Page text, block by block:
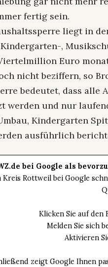
fertig sein.
liegt in
,
Euro
nicht beziffern, so
bedeutet, dass alle
werden und nur
Kindergarten
ausführlich
bei Google als
Kreis Rottweil bei Google
Klicken Sie auf den
Melden Sie sich
Aktivieren
zeigt Google Ihnen